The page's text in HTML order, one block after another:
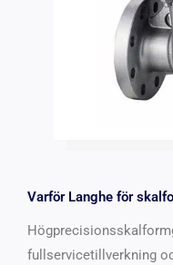
Varför Langhe för
fullservicetillverkning